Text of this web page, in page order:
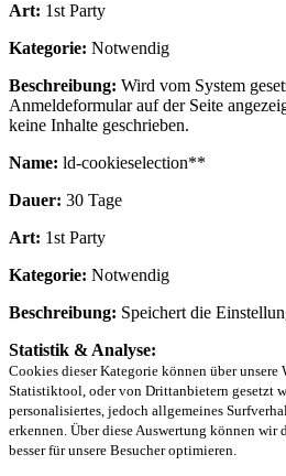
Art: 1st Party
Kategorie: Notwendig
Beschreibung: Wird vom System
Anmeldeformular auf der Seite
keine Inhalte geschrieben.
Name: ld-cookieselection**
Dauer: 30 Tage
Art: 1st Party
Kategorie: Notwendig
Beschreibung: Speichert die
Statistik & Analyse:
Cookies dieser Kategorie können über unsere
Statistiktool, oder von Drittanbietern gesetzt
personalisiertes, jedoch allgemeines
erkennen. Über diese Auswertung können wir
besser für unsere Besucher optimieren.